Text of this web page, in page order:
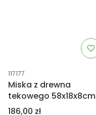
Kod produktu
117177
Miska z drewna
tekowego 58x18x8cm
Cena
186,00 zł